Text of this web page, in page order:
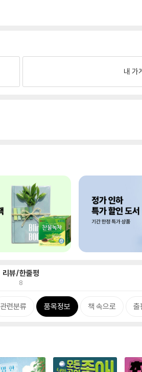
내 가
리뷰/한줄평
8
관련분류 품목정보 책 속으로 출